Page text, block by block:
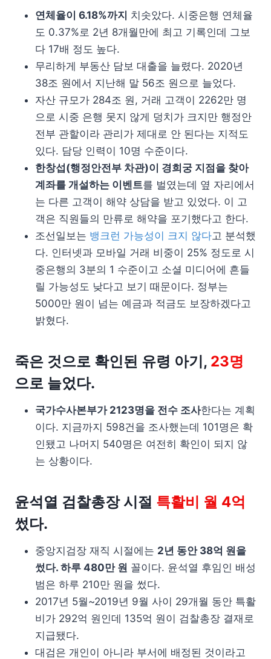
연체율이 6.18%까지 치솟았다. 시중은행 연체율
도 0.37%로 2년 8개월만에 최고 기록인데 그보
다 17배 정도 높다.
무리하게 부동산 담보 대출을 늘렸다. 2020년
38조 원에서 지난해 말 56조 원으로 늘었다.
자산 규모가 284조 원, 거래 고객이 2262만 명
으로 시중 은행 못지 않게 덩치가 크지만 행정안
전부 관할이라 관리가 제대로 안 된다는 지적도
있다. 담당 인력이 10명 수준이다.
한창섭(행정안전부 차관)이 경희궁 지점을 찾아
계좌를 개설하는 이벤트를 벌였는데 옆 자리에서
는 다른 고객이 해약 상담을 받고 있었다. 이 고
객은 직원들의 만류로 해약을 포기했다고 한다.
조선일보는 뱅크런 가능성이 크지 않다고 분석했
다. 인터넷과 모바일 거래 비중이 25% 정도로 시
중은행의 3분의 1 수준이고 소셜 미디어에 흔들
릴 가능성도 낮다고 보기 때문이다. 정부는
5000만 원이 넘는 예금과 적금도 보장하겠다고
밝혔다.
죽은 것으로 확인된 유령 아기, 23명
으로 늘었다.
국가수사본부가 2123명을 전수 조사한다는 계획
이다. 지금까지 598건을 조사했는데 101명은 확
인됐고 나머지 540명은 여전히 확인이 되지 않
는 상황이다.
윤석열 검찰총장 시절 특활비 월 4억
썼다.
중앙지검장 재직 시절에는 2년 동안 38억 원을
썼다. 하루 480만 원 꼴이다. 윤석열 후임인 배성
범은 하루 210만 원을 썼다.
2017년 5월~2019년 9월 사이 29개월 동안 특활
비가 292억 원인데 135억 원이 검찰총장 결재로
지급됐다.
대검은 개인이 아니라 부서에 배정된 것이라고